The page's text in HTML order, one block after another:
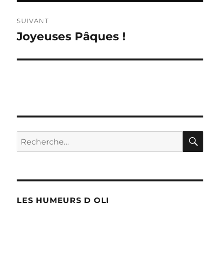
SUIVANT
Publication
Joyeuses Pâques !
Recherche
pour :
LES HUMEURS D OLI